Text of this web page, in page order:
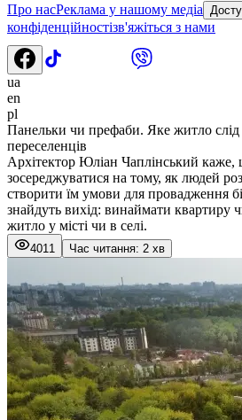
Про насРеклама у нашому медіа
конфіденційностізв'яжіться з нами
ua
en
pl
Панельки чи префаби. Яке житло слід
переселенців
Архітектор Юліан Чаплінський каже,
зосереджуватися на тому, як людей
створити їм умови для провадження
знайдуть вихід: винаймати квартиру
житло у місті чи в селі.
4011 Час читання: 2 хв